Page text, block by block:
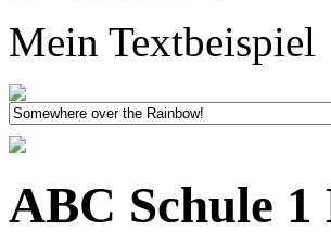
Mein Textbeispiel
ABC Schule